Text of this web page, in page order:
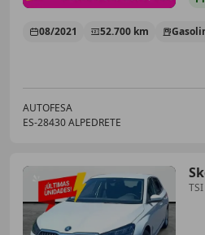
08/2021 52.700 km
AUTOFESA
ES-28430 ALPEDRETE